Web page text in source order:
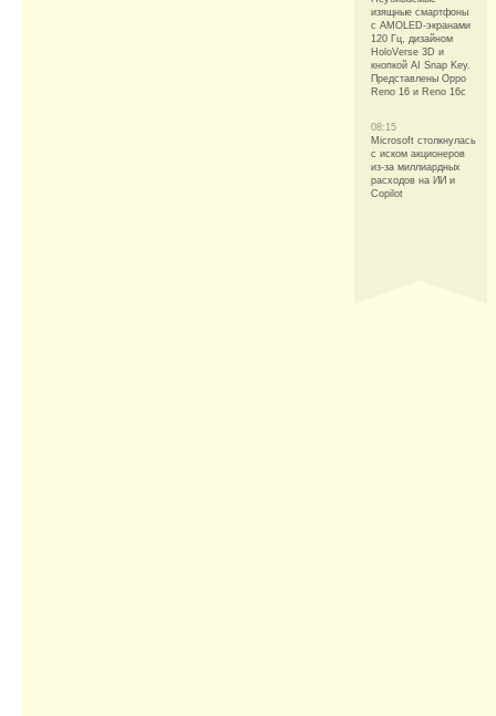
изящные смартфоны
с AMOLED-экранами
120 Гц, дизайном
HoloVerse 3D и
кнопкой AI Snap Key.
Представлены Oppo
Reno 16 и Reno 16c
08:15
Microsoft столкнулась
с иском акционеров
из-за миллиардных
расходов на ИИ и
Copilot